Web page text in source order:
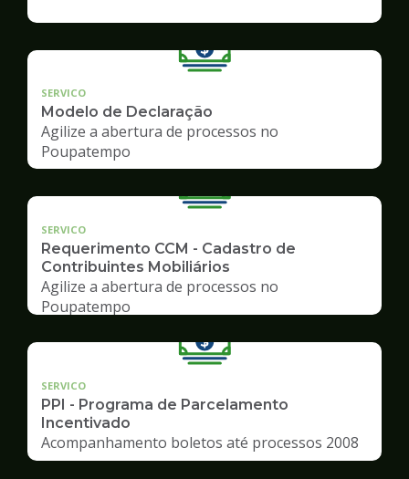
SERVICO
Modelo de Declaração
Agilize a abertura de processos no
Poupatempo
SERVICO
Requerimento CCM - Cadastro de
Contribuintes Mobiliários
Agilize a abertura de processos no
Poupatempo
SERVICO
PPI - Programa de Parcelamento
Incentivado
Acompanhamento boletos até processos 2008